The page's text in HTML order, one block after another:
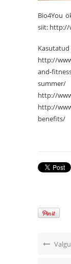
Bio4You
siit: http://
http://
and-
summer/
http://
http://
benefits/